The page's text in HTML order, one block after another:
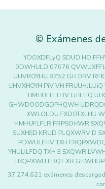
© Exámenes
YDOXDFLyQ SDUD HO
0DWHULD 07076
UHVROYHU 8752 GH ORV
UHVXHOYH PiV VH
HMHUFLFLRV GHEHQ
GHWDOODGDPHQWH
XWLOLDU FXDOTXLHU
HMHUFLFLR FRPSOHWR
SUXHED KRUD PLQXWRV D
PDWULFHV TXH
YHULILFDQ TXH E SXQWR
FRQPXWH FRQ FXR
37.274.621 exámenes